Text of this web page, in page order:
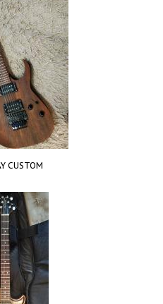
CUSTOM